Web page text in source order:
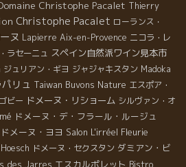
Christophe Pacalet Thierry
Christophe Pacalet ローランス・
ヌ Lapierre Aix-en-Provence ニコラ・レ
ラセーニュ スペイン自然派ワイン見本市
ジュリアン・ギヨ ジャジャキスタン Madoka
リュ Taiwan Buvons Nature エスポア・
ビー ドメーヌ・リショーム シルヴァン・オ
ドメーヌ・デ・フラール・ルージュ
ドメーヌ・ヨヨ Salon L'irréel Fleurie
ドメーヌ・セクスタン ダミアン・ビ
des Jarres エスカルポレット Bistro